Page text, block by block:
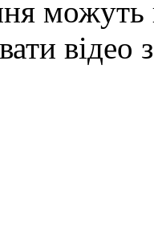
можуть
відео